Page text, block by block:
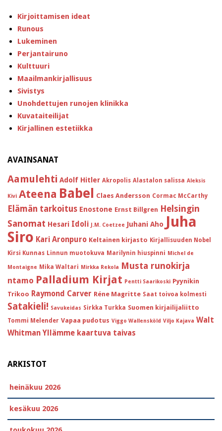
Kirjoittamisen ideat
Runous
Lukeminen
Perjantairuno
Kulttuuri
Maailmankirjallisuus
Sivistys
Unohdettujen runojen klinikka
Kuvataiteilijat
Kirjallinen estetiikka
AVAINSANAT
Aamulehti Adolf Hitler Akropolis Alastalon salissa Aleksis
Kivi Ateena Babel Claes Andersson Cormac McCarthy
Elämän tarkoitus Enostone Ernst Billgren Helsingin
Sanomat Hesari Idoli J.M. Coetzee Juhani Aho Juha
Siro Kari Aronpuro Keltainen kirjasto Kirjallisuuden Nobel
Kirsi Kunnas Linnun muotokuva Marilynin hiuspinni Michel de
Montaigne Mika Waltari Mirkka Rekola Musta runokirja
ntamo Palladium Kirjat Pentti Saarikoski Pyynikin
Trikoo Raymond Carver Réne Magritte Saat toivoa kolmesti
Satakieli! Savukeidas Sirkka Turkka Suomen kirjailijaliitto
Tommi Melender Vapaa pudotus Viggo Wallensköld Viljo Kajava Walt
Whitman Yllämme kaartuva taivas
ARKISTOT
heinäkuu 2026
kesäkuu 2026